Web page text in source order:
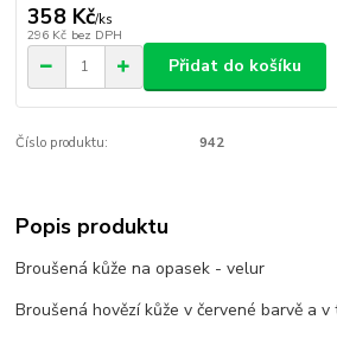
358 Kč/ks
296 Kč bez DPH
Přidat do košíku
Číslo produktu: 942
Popis produktu
Broušená kůže na opasek - velur
Broušená hovězí kůže v červené barvě a